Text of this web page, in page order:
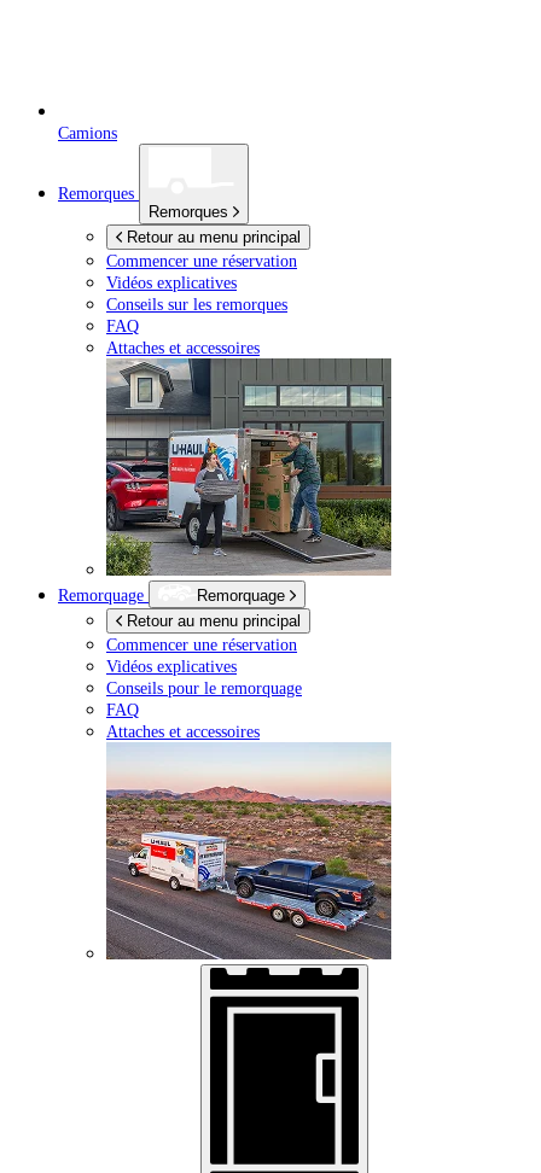
Camions
Remorques
Remorques
Retour au menu principal
Commencer une réservation
Vidéos explicatives
Conseils sur les remorques
FAQ
Attaches et accessoires
Remorquage
Remorquage
Retour au menu principal
Commencer une réservation
Vidéos explicatives
Conseils pour le remorquage
FAQ
Attaches et accessoires